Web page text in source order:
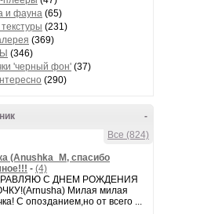
и фауна (65)
(231)
(369)
(346)
'черный фон' (37)
(290)
-
Все (824)
(Anushka_M, спасибо
- (4)
С ДНЕМ РОЖДЕНИЯ
Милая милая
С опозданием,но от всего ...